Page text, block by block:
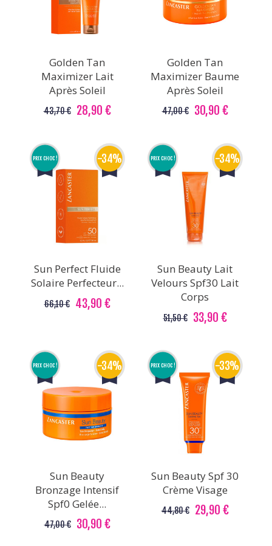
Golden Tan
Maximizer Lait
Après Soleil
43,70 € 28,90 €
Golden Tan
Maximizer Baume
Après Soleil
47,00 € 30,90 €
PRIX CHOC ! -34%
Sun Perfect Fluide
Solaire Perfecteur...
66,10 € 43,90 €
PRIX CHOC ! -34%
Sun Beauty Lait
Velours Spf30 Lait
Corps
51,50 € 33,90 €
PRIX CHOC ! -34%
Sun Beauty
Bronzage Intensif
Spf0 Gelée...
47,00 € 30,90 €
PRIX CHOC ! -33%
Sun Beauty Spf 30
Crème Visage
44,80 € 29,90 €